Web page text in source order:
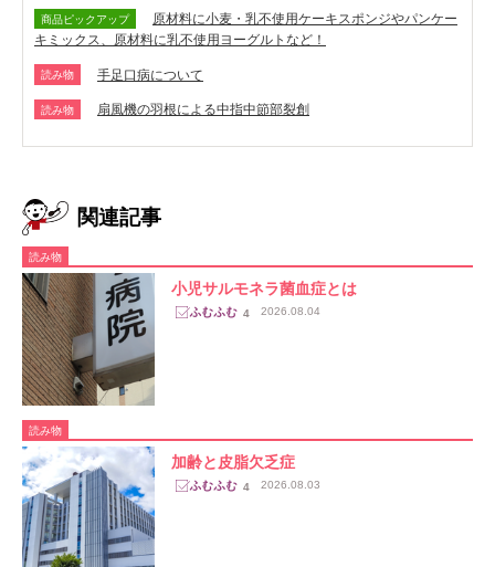
商品ピックアップ
原材料に小麦・乳不使用ケーキスポンジやパンケー
キミックス、原材料に乳不使用ヨーグルトなど！
読み物 手足口病について
読み物 扇風機の羽根による中指中節部裂創
関連記事
読み物
小児サルモネラ菌血症とは
4 2026.08.04
読み物
加齢と皮脂欠乏症
4 2026.08.03